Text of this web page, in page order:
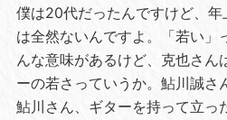
僕は20代だったんですけど、
は全然ないんですよ。「若い」
んな意味があるけど、克也さん
ーの若さっていうか。鮎川誠さ
鮎川さん、ギターを持って立っ